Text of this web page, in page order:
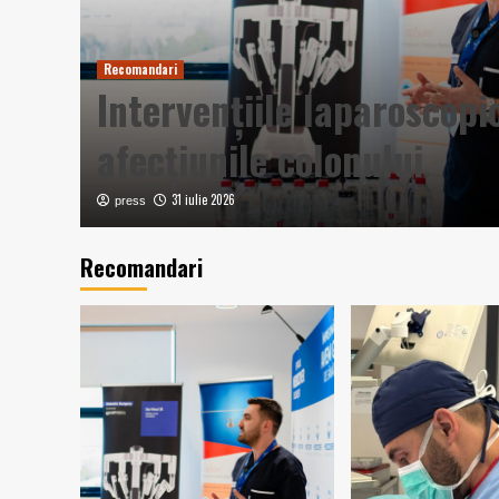
Recomandari
Intervențiile
afecțiunile colonului
press 31 iulie 2026
Recomandari